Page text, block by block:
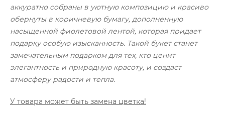
аккуратно собраны в уютную композицию и красиво
обернуты в коричневую бумагу, дополненную
насыщенной фиолетовой лентой, которая придает
подарку особую изысканность. Такой букет станет
замечательным подарком для тех, кто ценит
элегантность и природную красоту, и создаст
атмосферу радости и тепла.
У товара может быть замена цветка!